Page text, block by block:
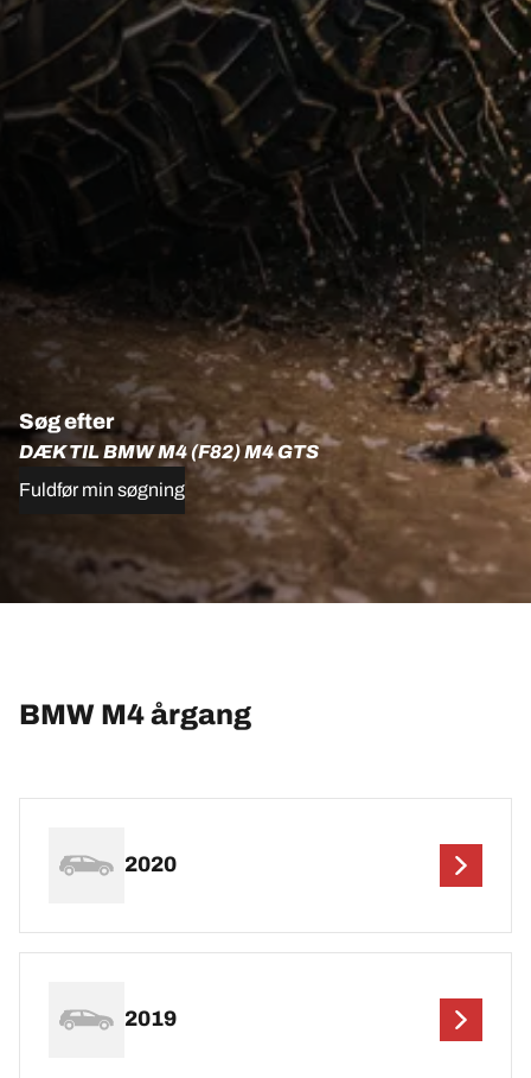
Søg efter
DÆK TIL BMW M4 (F82) M4 GTS
Fuldfør min søgning
BMW M4 årgang
2020
2019